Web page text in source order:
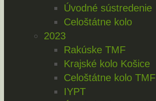
Úvodné sústredenie
Celoštátne kolo
2023
Rakúske TMF
Krajské kolo Košice
Celoštátne kolo TMF
IYPT